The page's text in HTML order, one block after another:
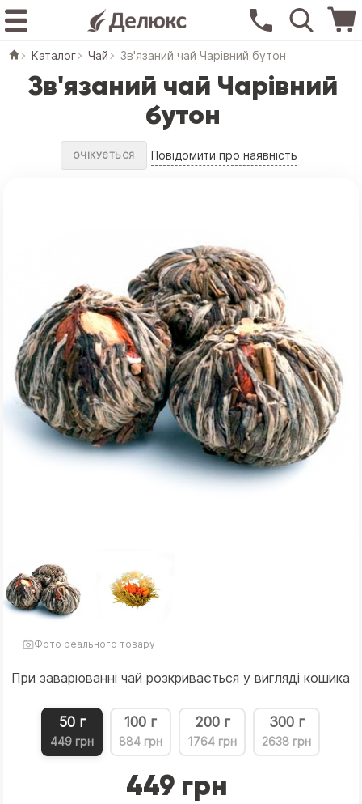
Каталог Чай Зв'язаний чай Чарівний бутон
Зв'язаний чай Чарівний
бутон
ОЧІКУЄТЬСЯ Повідомити про наявність
Фото реального товару
При заварюванні чай розкривається у вигляді кошика
50 г
449 грн
100 г
884 грн
200 г
1764 грн
300 г
2638 грн
449 грн